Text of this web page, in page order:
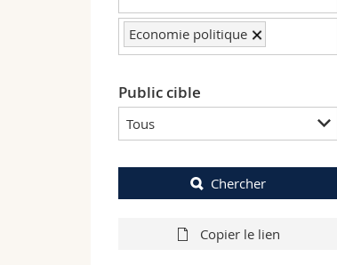
Economie politique
Public cible
Tous
Chercher
Copier le lien